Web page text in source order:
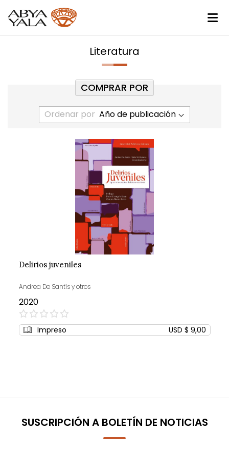
Literatura
Ordenar por
Delirios juveniles
Andrea De Santis y otros
2020
0%
Impreso USD $ 9,00
COMPRAR POR
SUSCRIPCIÓN A BOLETÍN DE NOTICIAS